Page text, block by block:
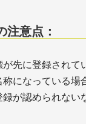
注意点：
が先に登録され
称になっている場
が認められない